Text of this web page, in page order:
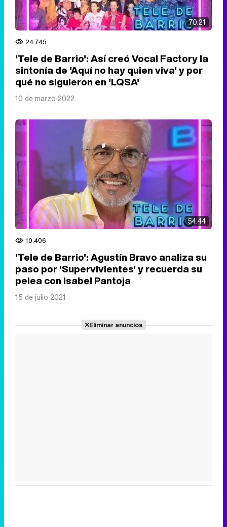
70:21
24.745
'Tele de Barrio': Así creó Vocal Factory la
sintonía de 'Aquí no hay quien viva' y por
qué no siguieron en 'LQSA'
10 de marzo 2022
54:44
10.406
'Tele de Barrio': Agustín Bravo analiza su
paso por 'Supervivientes' y recuerda su
pelea con Isabel Pantoja
15 de julio 2021
Eliminar anuncios